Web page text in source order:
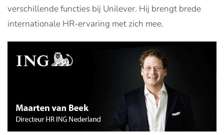
verschillende functies bij Unilever. Hij brengt brede
internationale HR-ervaring met zich mee.